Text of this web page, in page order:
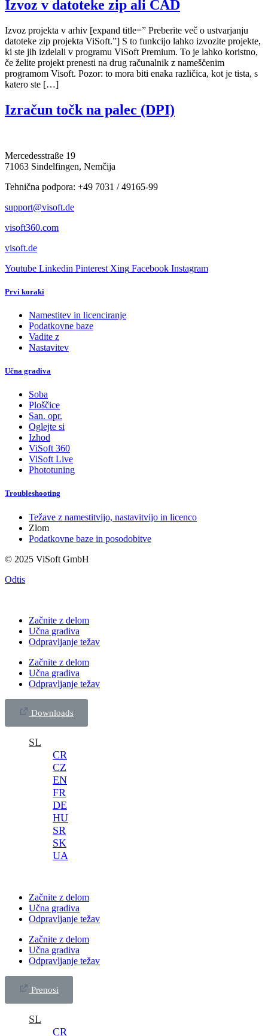
Izvoz v datoteke zip ali CAD
Izvoz projekta v arhiv [expand title=” Preberite več o ustvarjanju
datoteke zip projekta ViSoft.”] S to funkcijo lahko izvozite projekte,
ki ste jih izdelali v programu ViSoft Premium. To je lahko koristno,
če želite projekt prenesti na drug računalnik z nameščenim
programom Visoft. Pozor: to mora biti enaka različica, kot je tista, s
katero ste […]
Izračun točk na palec (DPI)
Mercedesstraße 19
71063 Sindelfingen, Nemčija
Tehnična podpora: +49 7031 / 49165-99
support@visoft.de
visoft360.com
visoft.de
Youtube Linkedin Pinterest Xing Facebook Instagram
Prvi koraki
Namestitev in licenciranje
Podatkovne baze
Vadite z
Nastavitev
Učna gradiva
Soba
Ploščice
San. opr.
Oglejte si
Izhod
ViSoft 360
ViSoft Live
Phototuning
Troubleshooting
Težave z namestitvijo, nastavitvijo in licenco
Zlom
Podatkovne baze in posodobitve
© 2025 ViSoft GmbH
Odtis
Začnite z delom
Učna gradiva
Odpravljanje težav
Začnite z delom
Učna gradiva
Odpravljanje težav
Downloads
SL
CR
CZ
EN
FR
DE
HU
SR
SK
UA
Začnite z delom
Učna gradiva
Odpravljanje težav
Začnite z delom
Učna gradiva
Odpravljanje težav
Prenosi
SL
CR